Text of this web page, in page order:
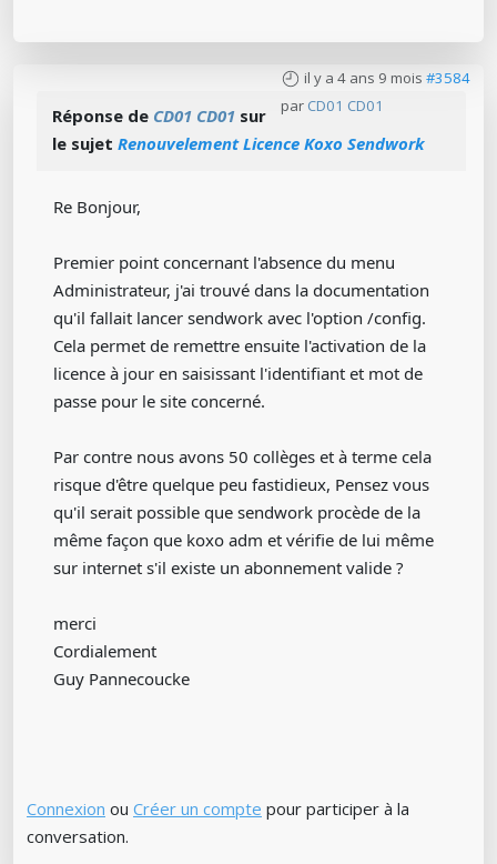
il y a 4 ans 9 mois #3584
par CD01 CD01
Réponse de CD01 CD01 sur
le sujet Renouvelement Licence Koxo Sendwork
Re Bonjour,
Premier point concernant l'absence du menu
Administrateur, j'ai trouvé dans la documentation
qu'il fallait lancer sendwork avec l'option /config.
Cela permet de remettre ensuite l'activation de la
licence à jour en saisissant l'identifiant et mot de
passe pour le site concerné.
Par contre nous avons 50 collèges et à terme cela
risque d'être quelque peu fastidieux, Pensez vous
qu'il serait possible que sendwork procède de la
même façon que koxo adm et vérifie de lui même
sur internet s'il existe un abonnement valide ?
merci
Cordialement
Guy Pannecoucke
Connexion ou Créer un compte pour participer à la
conversation.